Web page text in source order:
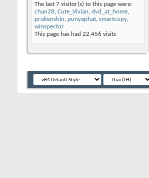
The last 7 visitor(s) to this page were:
chan28, Cute_Vivian, dvd_at_home,
prokenshin, punyaphat, smartcopy,
winspector
This page has had 22,456 visits